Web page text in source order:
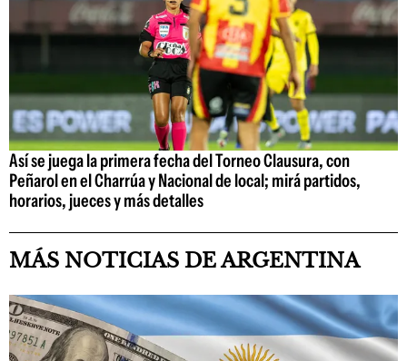
Así se juega la primera fecha del Torneo Clausura, con
Peñarol en el Charrúa y Nacional de local; mirá partidos,
horarios, jueces y más detalles
MÁS NOTICIAS DE ARGENTINA